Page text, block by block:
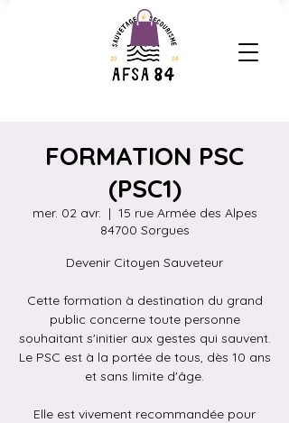
FORMATION PSC
(PSC1)
mer. 02 avr.
  |
15 rue Armée des Alpes
84700 Sorgues
Devenir Citoyen Sauveteur
Cette formation à destination du grand
public concerne toute personne
souhaitant s'initier aux gestes qui sauvent.
Le PSC est à la portée de tous, dès 10 ans
et sans limite d'âge.
Elle est vivement recommandée pour